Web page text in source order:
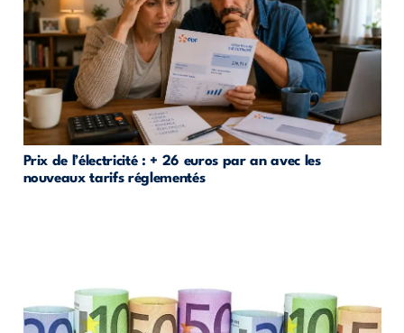
Prix de l’électricité : + 26 euros par an avec les
nouveaux tarifs réglementés